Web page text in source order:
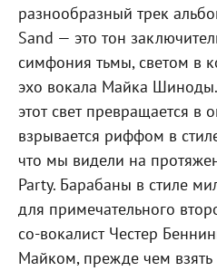
разнообразный трек
Sand — это тон
симфония тьмы, светом в
эхо вокала Майка
этот свет превращается в
взрывается риффом в
что мы видели на
Party. Барабаны в стиле
для примечательного
со-вокалист Честер
Майком, прежде чем взять